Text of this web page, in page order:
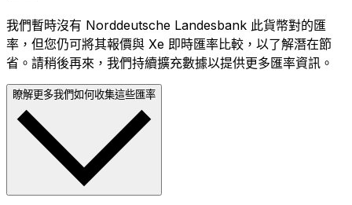
我們暫時沒有 Norddeutsche Landesbank 此貨幣對的匯
率，但您仍可將其報價與 Xe 即時匯率比較，以了解潛在節
省。請稍後再來，我們持續擴充數據以提供更多匯率資訊。
瞭解更多我們如何收集這些匯率